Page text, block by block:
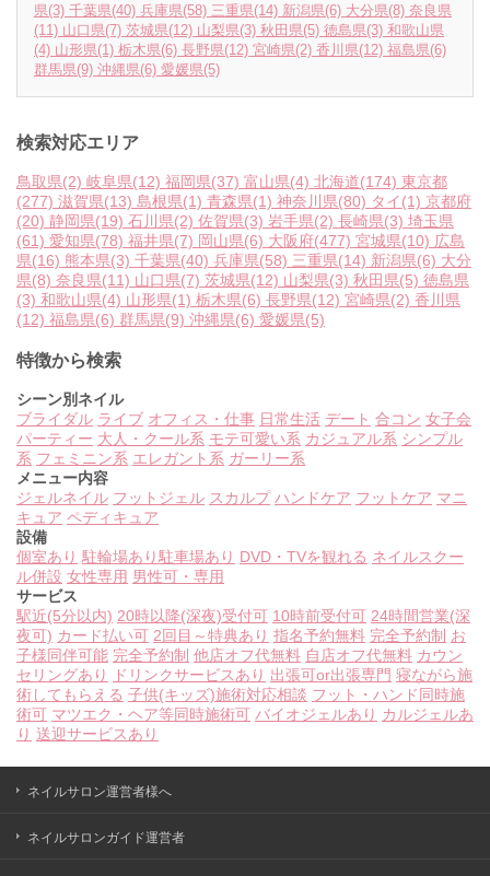
県(3) 千葉県(40) 兵庫県(58) 三重県(14) 新潟県(6) 大分県(8) 奈良県
(11) 山口県(7) 茨城県(12) 山梨県(3) 秋田県(5) 徳島県(3) 和歌山県
(4) 山形県(1) 栃木県(6) 長野県(12) 宮崎県(2) 香川県(12) 福島県(6)
群馬県(9) 沖縄県(6) 愛媛県(5)
検索対応エリア
鳥取県(2) 岐阜県(12) 福岡県(37) 富山県(4) 北海道(174) 東京都
(277) 滋賀県(13) 島根県(1) 青森県(1) 神奈川県(80) タイ(1) 京都府
(20) 静岡県(19) 石川県(2) 佐賀県(3) 岩手県(2) 長崎県(3) 埼玉県
(61) 愛知県(78) 福井県(7) 岡山県(6) 大阪府(477) 宮城県(10) 広島
県(16) 熊本県(3) 千葉県(40) 兵庫県(58) 三重県(14) 新潟県(6) 大分
県(8) 奈良県(11) 山口県(7) 茨城県(12) 山梨県(3) 秋田県(5) 徳島県
(3) 和歌山県(4) 山形県(1) 栃木県(6) 長野県(12) 宮崎県(2) 香川県
(12) 福島県(6) 群馬県(9) 沖縄県(6) 愛媛県(5)
特徴から検索
シーン別ネイル
ブライダル ライブ オフィス・仕事 日常生活 デート 合コン 女子会
パーティー 大人・クール系 モテ可愛い系 カジュアル系 シンプル
系 フェミニン系 エレガント系 ガーリー系
メニュー内容
ジェルネイル フットジェル スカルプ ハンドケア フットケア マニ
キュア ペディキュア
設備
個室あり 駐輪場あり駐車場あり DVD・TVを観れる ネイルスクー
ル併設 女性専用 男性可・専用
サービス
駅近(5分以内) 20時以降(深夜)受付可 10時前受付可 24時間営業(深
夜可) カード払い可 2回目～特典あり 指名予約無料 完全予約制 お
子様同伴可能 完全予約制 他店オフ代無料 自店オフ代無料 カウン
セリングあり
ドリンクサービスあり 出張可or出張専門 寝ながら施
術してもらえる 子供(キッズ)施術対応相談 フット・ハンド同時施
術可 マツエク・ヘア等同時施術可 バイオジェルあり カルジェルあ
り 送迎サービスあり
ネイルサロン運営者様へ
ネイルサロンガイド運営者